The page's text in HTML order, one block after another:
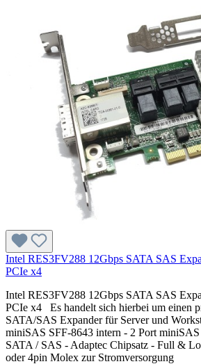
Intel RES3FV288 12Gbps SATA SAS
PCIe x4
Intel RES3FV288 12Gbps SATA SAS
PCIe x4 Es handelt sich hierbei um einen
SATA/SAS Expander für Server und
miniSAS SFF-8643 intern - 2 Port
SATA / SAS - Adaptec Chipsatz - Full &
oder 4pin Molex zur Stromversorgung